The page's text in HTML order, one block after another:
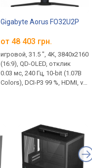
Gigabyte Aorus FO32U2P
от 48 403 грн.
игровой, 31.5 ", 4K, 3840x2160
(16:9), QD-OLED, отклик
0.03 мс, 240 Гц, 10-bit (1.07B
Colors), DCI-P3 99 %, HDMI, v
переключатель, динамики,
AMD FreeSync Premium Pro,
HDR, TÜV Rheinland